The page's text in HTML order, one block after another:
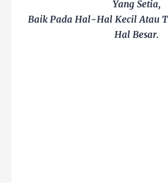
Yang Setia,
Baik Pada Hal-Hal Kecil Atau
Hal Besar.